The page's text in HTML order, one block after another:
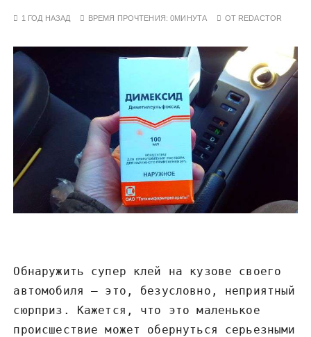
1 ГОД НАЗАД ВРЕМЯ ПРОЧТЕНИЯ:0МИНУТА ОТ REDACTOR
Обнаружить супер клей на кузове своего
автомобиля – это, безусловно, неприятный
сюрприз. Кажется, что это маленькое
происшествие может обернуться серьезными